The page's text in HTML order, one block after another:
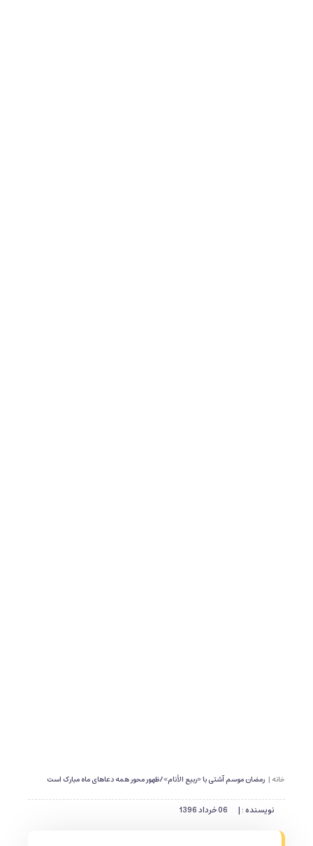
خانه | رمضان موسم آشتی با «ربیع الأنام»/ظهور محور همه دعاهای ماه مبارک است
نویسنده : | 06 خرداد 1396